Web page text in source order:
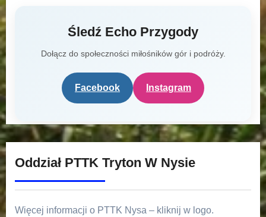
Śledź Echo Przygody
Dołącz do społeczności miłośników gór i podróży.
Facebook Instagram
Oddział PTTK Tryton W Nysie
Więcej informacji o PTTK Nysa – kliknij w logo.